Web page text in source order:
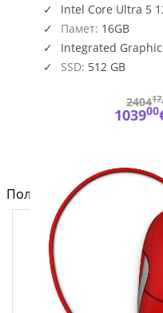
Intel Core Ultra 5
Памет: 16GB
Integrated
SSD: 512 GB
240417
103900
Полезно от блога за